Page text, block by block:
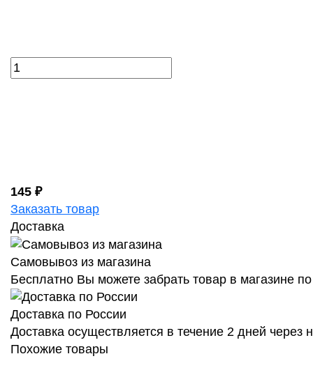
145 ₽
Заказать товар
Доставка
Самовывоз из магазина
Бесплатно Вы можете забрать товар в магазине
Доставка по России
Доставка осуществляется в течение 2 дней
Похожие товары